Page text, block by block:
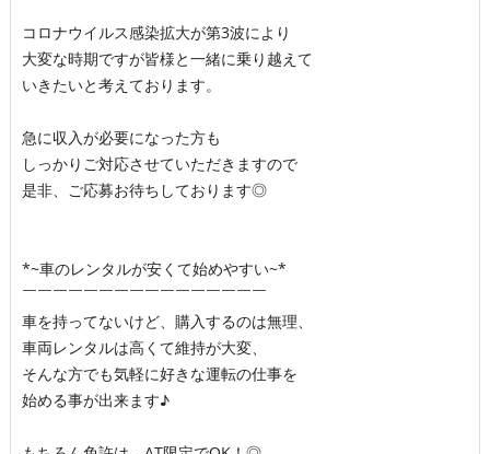
コロナウイルス感染拡大が第3波により
大変な時期ですが皆様と一緒に乗り越えて
いきたいと考えております。
急に収入が必要になった方も
しっかりご対応させていただきますので
是非、ご応募お待ちしております◎
*~車のレンタルが安くて始めやすい~*
￣￣￣￣￣￣￣￣￣￣￣￣￣￣￣￣
車を持ってないけど、購入するのは無理、
車両レンタルは高くて維持が大変、
そんな方でも気軽に好きな運転の仕事を
始める事が出来ます♪